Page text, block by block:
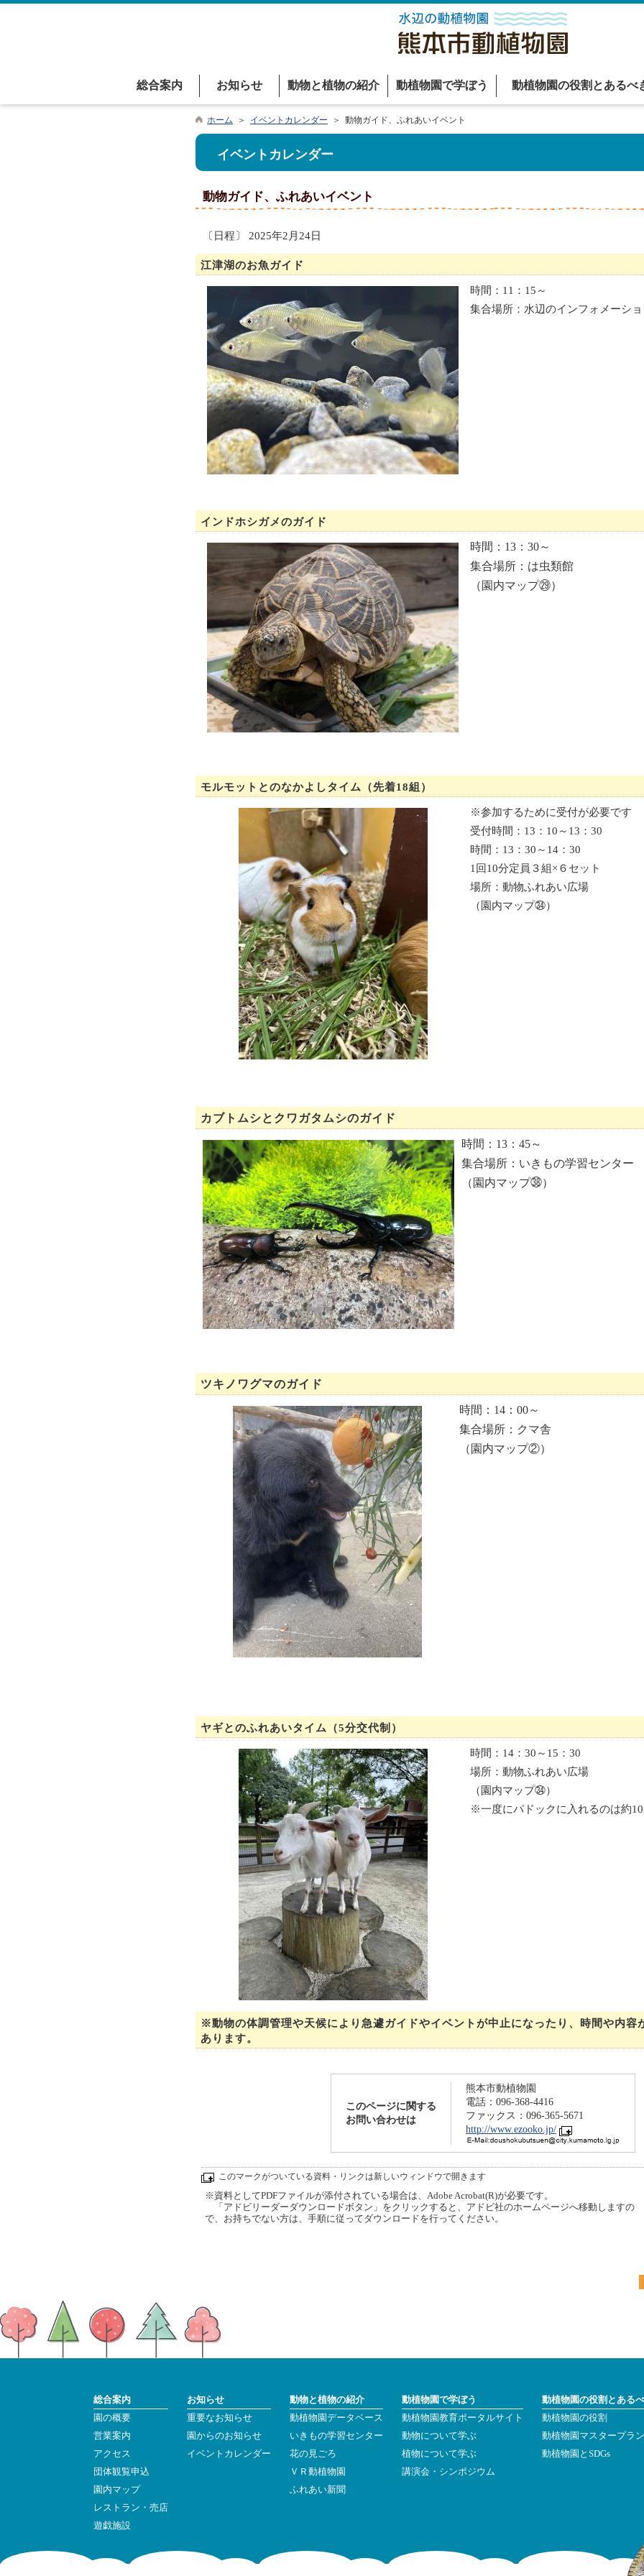
総合案内 お知らせ 動物と植物の紹介 動植物園で学ぼう 動植物園の役割とあるべ
ホーム ＞ イベントカレンダー ＞ 動物ガイド、ふれあいイベント
イベントカレンダー
動物ガイド、ふれあいイベント
〔日程〕 2025年2月24日
江津湖のお魚ガイド
時間：11：15～
集合場所：水辺のインフォメーシ
インドホシガメのガイド
時間：13：30～
集合場所： は虫類館
（園内マップ㉙）
モルモットとのなかよしタイム（先着18組）
※参加するために受付が必要です
受付時間：13：10～13：30
時間：13：30～14：30
1回10分定員３組×６セット
場所：動物ふれあい広場
（園内マップ㉞）
カブトムシとクワガタムシのガイド
時間：13：45～
集合場所：いきもの学習センター
（園内マップ㊳）
ツキノワグマのガイド
時間：14：00～
集合場所：クマ舎
（園内マップ②）
ヤギとのふれあいタイム（5分交代制）
時間：14：30～15：30
場所：動物ふれあい広場
（園内マップ㉞）
※一度にパドックに入れるのは約
※動物の体調管理や天候により急遽ガイドやイベントが中止になったり、時間や内容
あります。
このページに関する
お問い合わせは
熊本市動植物園
電話：096-368-4416
ファックス：096-365-5671
http://www.ezooko.jp/
このマークがついている資料・リンクは新しいウィンドウで開きます
※資料としてPDFファイルが添付されている場合は、Adobe Acrobat(R)が必要です。
「アドビリーダーダウンロードボタン」をクリックすると、アドビ社のホームページへ移動しますの
で、お持ちでない方は、手順に従ってダウンロードを行ってください。
総合案内
園の概要
営業案内
アクセス
団体観覧申込
園内マップ
レストラン・売店
遊戯施設
お知らせ
重要なお知らせ
園からのお知らせ
イベントカレンダー
動物と植物の紹介
動植物園データベース
いきもの学習センター
花の見ごろ
ＶＲ動植物園
ふれあい新聞
動植物園で学ぼう
動植物園教育ポータルサイト
動物について学ぶ
植物について学ぶ
講演会・シンポジウム
動植物園の役割とある
動植物園の役割
動植物園マスタープラン
動植物園とSDGs